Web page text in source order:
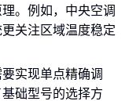
。例如，中央空调
关注区域温度稳定
实现单点精确调
础型号的选择方